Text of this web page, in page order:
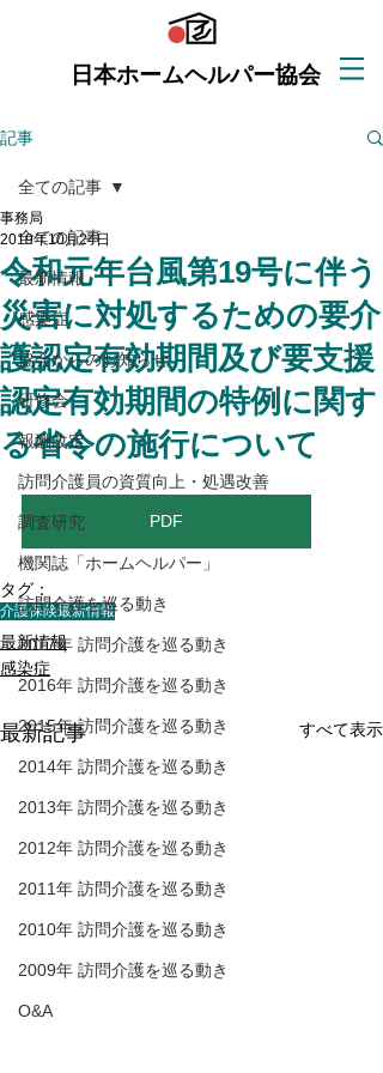
日本ホームヘルパー協会
記事
全ての記事
最新情報
感染症
協会からのお知らせ
研修会
報酬改定
訪問介護員の資質向上・処遇改善
調査研究
機関誌「ホームヘルパー」
訪問介護を巡る動き
2017年 訪問介護を巡る動き
2016年 訪問介護を巡る動き
2015年 訪問介護を巡る動き
2014年 訪問介護を巡る動き
2013年 訪問介護を巡る動き
2012年 訪問介護を巡る動き
2011年 訪問介護を巡る動き
2010年 訪問介護を巡る動き
2009年 訪問介護を巡る動き
Q&A
全ての記事
令和元年台風第19号に伴う
災害に対処するための要介
護認定有効期間及び要支援
認定有効期間の特例に関す
る省令の施行について
事務局
2019年10月24日
PDF
タグ：
介護保険最新情報
最新情報
感染症
最新記事 すべて表示